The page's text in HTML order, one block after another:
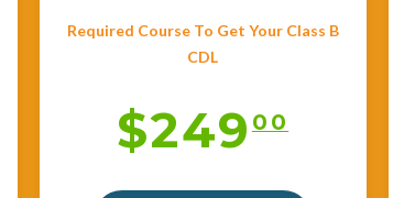
Required Course To Get Your Class B
CDL
$24900